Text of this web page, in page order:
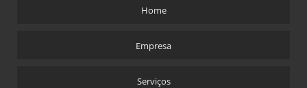
Home
Empresa
Serviços